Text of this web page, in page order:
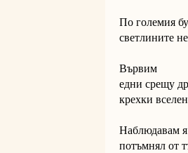
По големия
светлините
Вървим
едни срещу
крехки
Наблюдавам
потъмнял от